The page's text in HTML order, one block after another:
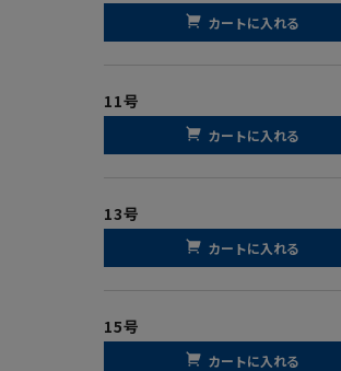
カートに入れる
11号
カートに入れる
13号
カートに入れる
15号
カートに入れる